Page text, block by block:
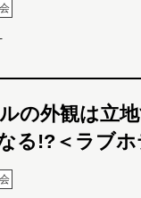
の外観は立
る!?＜ラブ